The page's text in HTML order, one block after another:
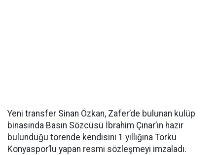
Yeni transfer Sinan Özkan, Zafer’de bulunan kulüp
binasında Basın Sözcüsü İbrahim Çınar’ın hazır
bulunduğu törende kendisini 1 yıllığına Torku
Konyaspor’lu yapan resmi sözleşmeyi imzaladı.